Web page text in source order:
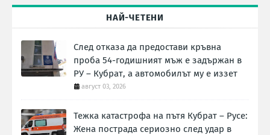
НАЙ-ЧЕТЕНИ
След отказа да предостави кръвна
проба 54-годишният мъж е задържан в
РУ – Кубрат, а автомобилът му е иззет
август 03, 2026
Тежка катастрофа на пътя Кубрат – Русе:
Жена пострада сериозно след удар в